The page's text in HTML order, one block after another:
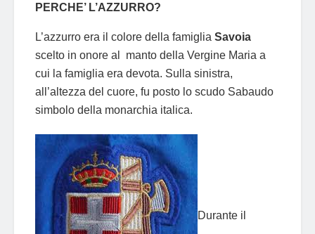
PERCHE’ L’AZZURRO?
L’azzurro era il colore della famiglia Savoia
scelto in onore al manto della Vergine Maria a
cui la famiglia era devota. Sulla sinistra,
all’altezza del cuore, fu posto lo scudo Sabaudo
simbolo della monarchia italica.
Durante il